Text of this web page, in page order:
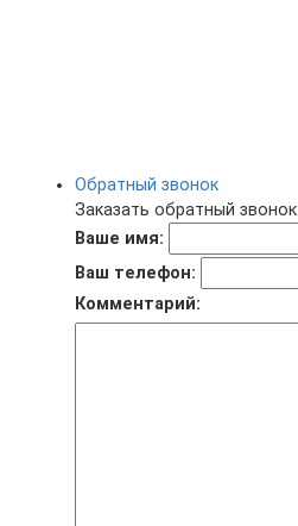
Обратный звонок
Заказать обратный звонок
Ваше имя:
Ваш телефон:
Комментарий: